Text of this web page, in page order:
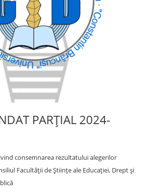
PARȚIAL 2024-
consemnarea rezultatului alegerilor
Facultății de Științe ale Educației, Drept și